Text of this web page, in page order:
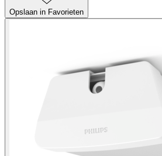
Opslaan in Favorieten